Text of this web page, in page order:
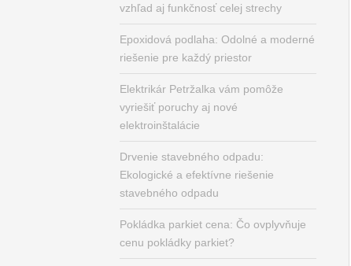
vzhľad aj funkčnosť celej strechy
Epoxidová podlaha: Odolné a moderné
riešenie pre každý priestor
Elektrikár Petržalka vám pomôže
vyriešiť poruchy aj nové
elektroinštalácie
Drvenie stavebného odpadu:
Ekologické a efektívne riešenie
stavebného odpadu
Pokládka parkiet cena: Čo ovplyvňuje
cenu pokládky parkiet?